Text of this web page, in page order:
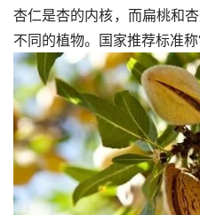
杏仁是杏的内核，而扁桃和
不同的植物。国家推荐标准称